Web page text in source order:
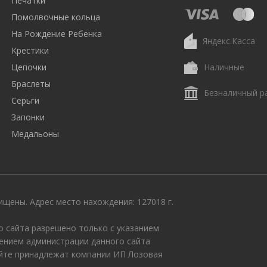
Помолвочные кольца
На Рождение Ребенка
Крестики
Цепочки
Браслеты
Серьги
Запонки
Медальоны
Яндекс.Касса
Наличные
Безналичный
Адрес место нахождения: 127018 г.
разрешено только с указанием
администрации данного сайта
принадлежат компании ИП Лозовая